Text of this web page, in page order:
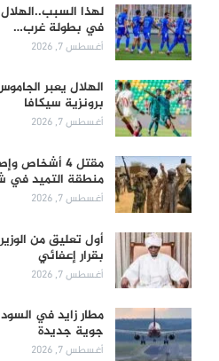
لهذا
في بطولة غرب…
أغسطس 7, 2026
الهلال يعبر
برونزية سيكافا
أغسطس 7, 2026
مقتل 4
منطقة التميد في
أغسطس 7, 2026
أول تعليق من
بقرار إعفائي
أغسطس 7, 2026
مطار زايد في
جوية جديدة
أغسطس 7, 2026